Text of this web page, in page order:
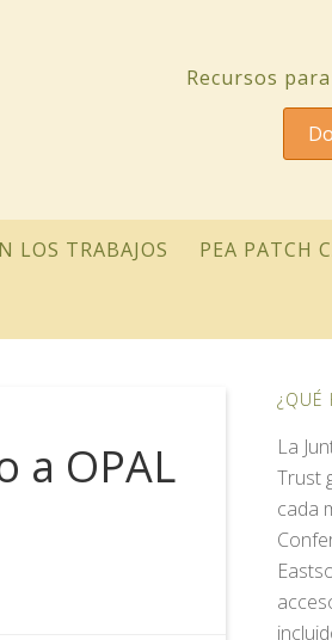
Recursos
LOS TRABAJOS PEA PATCH
a OPAL
¿QUÉ
La
Trust
cada